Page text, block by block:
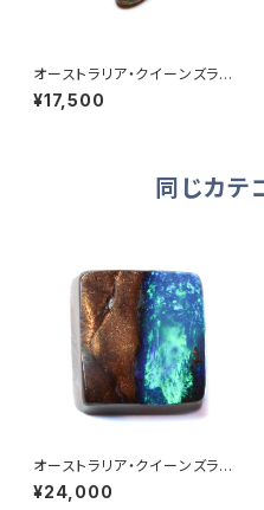
オーストラリア・クイーンズラン
ド産ボルダーオパール 0.55ct
¥17,500
同じカテ
オーストラリア・クイーンズラン
ド産ボルダーオパール 3.34ct
¥24,000